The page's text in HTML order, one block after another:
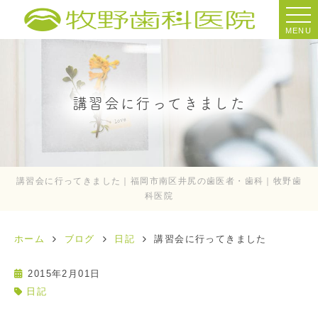
MENU
講習会に行ってきました
講習会に行ってきました｜福岡市南区井尻の歯医者・歯科｜牧野歯
科医院
ホーム ブログ 日記 講習会に行ってきました
2015年2月01日
日記